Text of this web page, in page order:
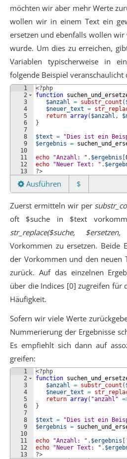
möchten wir aber mehr Werte
wollen wir in einem Text ein
ersetzen und ebenfalls wollen
wurde. Um dies zu erreichen,
Variablen typischerweise in
folgende Beispiel veranschaulicht
1
2
3
4
5
6
7
8
9
10
11
12
13
<?php
function
$anzahl = substr_count (
$neuer_text =
return array( $anzahl ,
}
$text =
"Dies ist ein
$ergebnis =
echo
"Anzahl: " . $ergebnis
echo
"Neuer Text: " .
?>
Ausführen $
Zuerst ermitteln wir per
oft $suche in $text
str_replace($suche,
Vorkommen zu ersetzen. Beide
der Vorkommen und den neuen
zurück. Auf das einzelnen
über die Indices [0] zugreifen für
Häufigkeit.
Sofern wir viele Werte
Nummerierung der Ergebnisse
Es empfiehlt sich dann auf
greifen:
1
2
3
4
5
6
7
8
9
10
11
12
13
<?php
function
$anzahl = substr_count (
$neuer_text =
return array( "anzahl"
}
$text =
"Dies ist ein
$ergebnis =
echo
"Anzahl: " . $ergebnis
echo
"Neuer Text: " .
?>